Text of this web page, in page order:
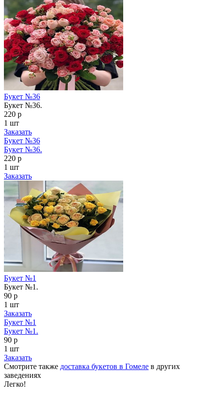
Букет №36
Букет №36.
220 р
1 шт
Заказать
Букет №36
Букет №36.
220 р
1 шт
Заказать
Букет №1
Букет №1.
90 р
1 шт
Заказать
Букет №1
Букет №1.
90 р
1 шт
Заказать
Смотрите также доставка букетов в Гомеле в других
заведениях
Легко!